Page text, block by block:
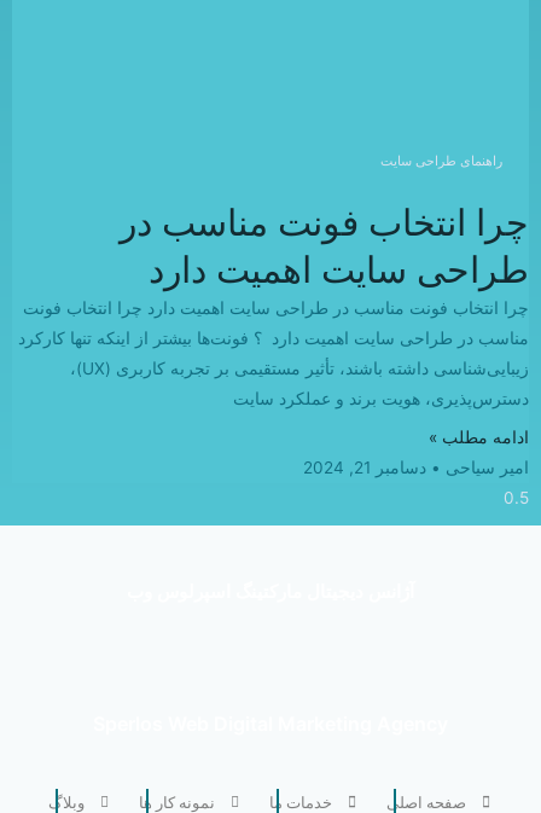
راهنمای طراحی سایت
چرا انتخاب فونت مناسب در
طراحی سایت اهمیت دارد
چرا انتخاب فونت مناسب در طراحی سایت اهمیت دارد چرا انتخاب فونت
مناسب در طراحی سایت اهمیت دارد ؟ فونت‌ها بیشتر از اینکه تنها کارکرد
زیبایی‌شناسی داشته باشند، تأثیر مستقیمی بر تجربه کاربری (UX)،
دسترس‌پذیری، هویت برند و عملکرد سایت
ادامه مطلب »
امیر سیاحی
دسامبر 21, 2024
صفحه اصلی خدمات ما نمونه کار ها وبلاگ